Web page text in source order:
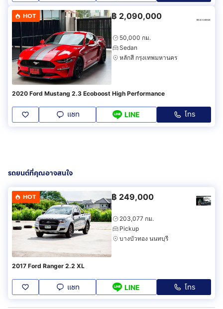
HOT ฿ 2,090,000
50,000 กม.
Sedan
หลักสี่ กรุงเทพมหานคร
2020 Ford Mustang 2.3 Ecoboost High Performance
แชท LINE โทร
รถยนต์ที่คุณอาจสนใจ
HOT ฿ 249,000
203,077 กม.
Pickup
บางบัวทอง นนทบุรี
2017 Ford Ranger 2.2 XL
แชท LINE โทร